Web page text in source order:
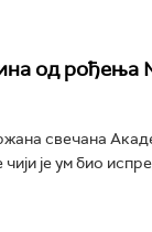
од
свечана
је ум био